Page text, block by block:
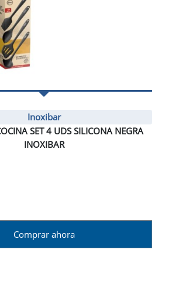
Inoxibar
SET 4 UDS SILICONA NEGRA
INOXIBAR
Comprar ahora